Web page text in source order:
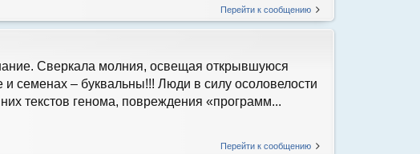
Перейти к сообщению
Сверкала молния, освещая открывшуюся
семенах – буквальны!!! Люди в силу осоловелости
текстов генома, повреждения «программ...
Перейти к сообщению